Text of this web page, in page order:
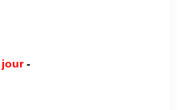
jour -